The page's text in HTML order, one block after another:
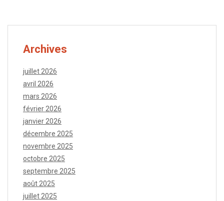
Archives
juillet 2026
avril 2026
mars 2026
février 2026
janvier 2026
décembre 2025
novembre 2025
octobre 2025
septembre 2025
août 2025
juillet 2025